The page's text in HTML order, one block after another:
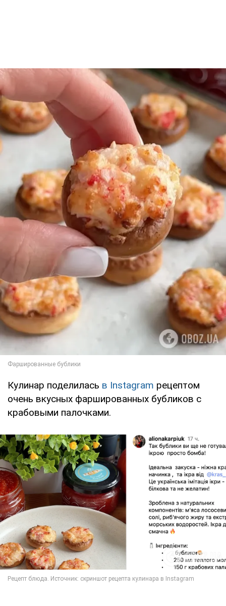
Кулинар поделилась в Instagram рецептом
очень вкусных фаршированных бубликов с
крабовыми палочками.